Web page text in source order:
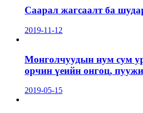
Саарал жагсаалт ба
2019-11-12
Монголчуудын нум сум
орчин үеийн онгоц,
2019-05-15